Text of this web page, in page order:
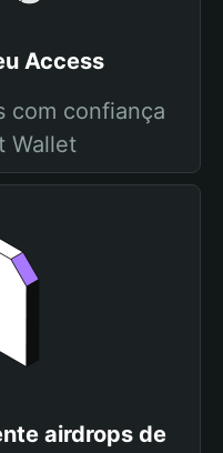
Access
com confiança
Wallet
airdrops de